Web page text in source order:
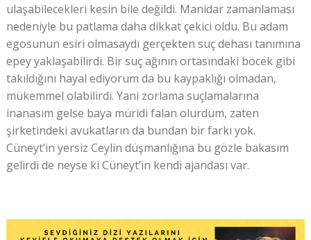
ulaşabilecekleri kesin bile değildi. Manidar zamanlaması
nedeniyle bu patlama daha dikkat çekici oldu. Bu adam
egosunun esiri olmasaydı gerçekten suç dehası tanımına
epey yaklaşabilirdi. Bir suç ağının ortasındaki böcek gibi
takıldığını hayal ediyorum da bu kaypaklığı olmadan,
mükemmel olabilirdi. Yani zorlama suçlamalarına
inanasım gelse baya müridi falan olurdum, zaten
şirketindeki avukatların da bundan bir farkı yok.
Cüneyt’in yersiz Ceylin düşmanlığına bu gözle bakasım
gelirdi de neyse ki Cüneyt’in kendi ajandası var.